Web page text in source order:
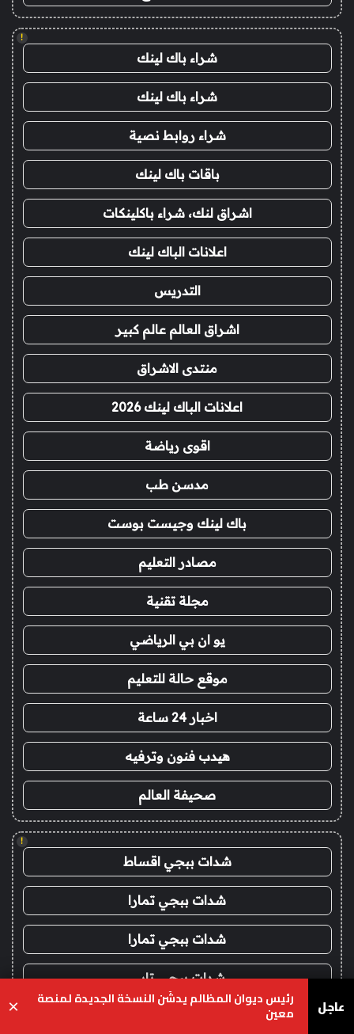
!
شراء باك لينك
شراء باك لينك
شراء روابط نصية
باقات باك لينك
اشراق لنك، شراء باكلينكات
اعلانات الباك لينك
التدريس
اشراق العالم عالم كبير
منتدى الاشراق
اعلانات الباك لينك 2026
اقوى رياضة
مدسن طب
باك لينك وجيست بوست
مصادر التعليم
مجلة تقنية
يو ان بي الرياضي
موقع حالة للتعليم
اخبار 24 ساعة
هيدب فنون وترفيه
صحيفة العالم
!
شدات ببجي اقساط
شدات ببجي تمارا
شدات ببجي تمارا
شدات ببجي تابي
عاجل رئيس ديوان المظالم يدشّن النسخة الجديدة لمنصة
معين ×